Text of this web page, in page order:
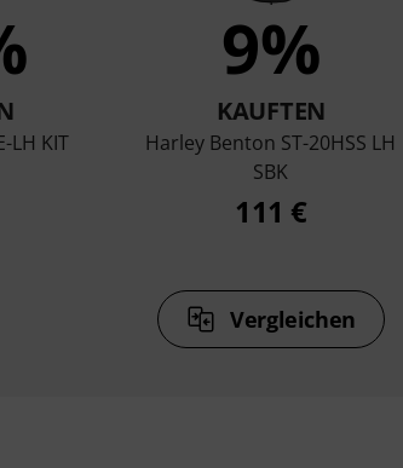
LH KIT
9%
KAUFTEN
Harley Benton ST-20HSS LH
SBK
111 €
Vergleichen